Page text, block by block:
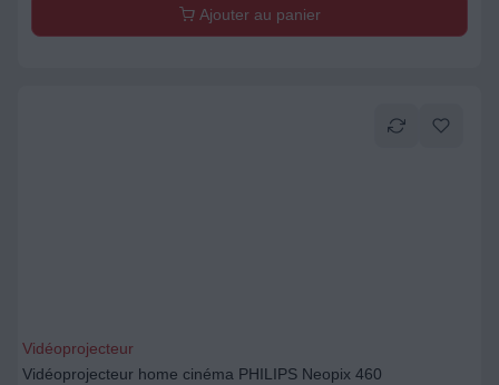
Ajouter au panier
Vidéoprojecteur
Vidéoprojecteur home cinéma PHILIPS Neopix 460